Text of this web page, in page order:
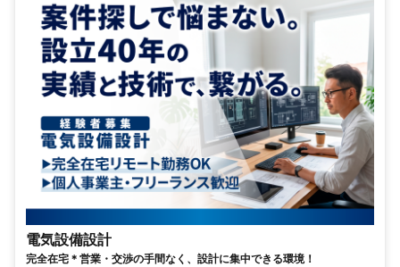
電気設備設計
完全在宅＊営業・交渉の手間なく、設計に集中できる環境！